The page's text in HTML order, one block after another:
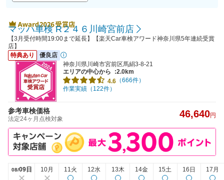
マッハ車検 R２４６川崎宮前店
【3月受付時間19:00まで延長】【楽天Car車検アワード神奈川県5年連続受賞
店】
特典あり
優良店
神奈川県川崎市宮前区馬絹3-8-21
エリアの中心から
:2.0km
4.6 （666件）
作業実績（122件）
参考車検価格
法定24ヶ月点検対象 46,640円
08/09日 10月 11火 12水 13木 14金 15土 16日 17月